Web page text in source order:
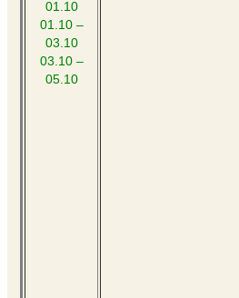
01.10
01.10 –
03.10
03.10 –
05.10